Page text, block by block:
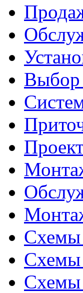
Выбор
Схемы
Схемы
Схемы